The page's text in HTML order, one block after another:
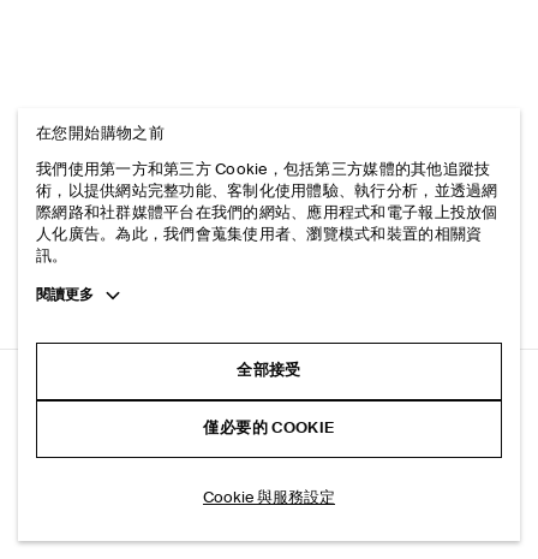
RIDER 原色赤耳 休閒剪裁直筒牛仔褲
在您開始購物之前
我們使用第一方和第三方 Cookie，包括第三方媒體的其他追蹤技
術，以提供網站完整功能、客制化使用體驗、執行分析，並透過網
際網路和社群媒體平台在我們的網站、應用程式和電子報上投放個
人化廣告。為此，我們會蒐集使用者、瀏覽模式和裝置的相關資
訊。
Toggle
閱讀更多
全部接受
僅必要的 COOKIE
Cookie 與服務設定